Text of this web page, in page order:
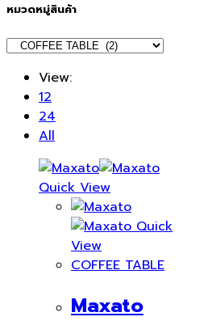
หมวดหมู่สินค้า
View:
12
24
All
Quick View
Quick
View
COFFEE TABLE
Maxato